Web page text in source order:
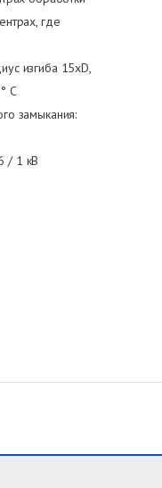
где
изгиба 15xD,
C
замыкания:
/ 1 кВ